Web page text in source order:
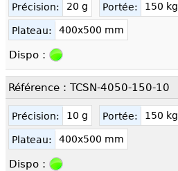
Précision: 20 g Portée: 150 kg
Plateau: 400x500 mm
Dispo :
Référence : TCSN-4050-150-10
Précision: 10 g Portée: 150 kg
Plateau: 400x500 mm
Dispo :